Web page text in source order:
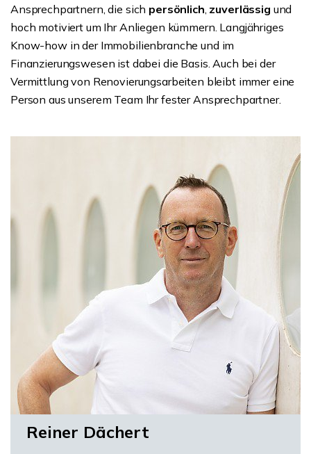
Ansprechpartnern, die sich persönlich, zuverlässig und
hoch motiviert um Ihr Anliegen kümmern. Langjähriges
Know-how in der Immobilienbranche und im
Finanzierungswesen ist dabei die Basis. Auch bei der
Vermittlung von Renovierungsarbeiten bleibt immer eine
Person aus unserem Team Ihr fester Ansprechpartner.
Reiner Dächert